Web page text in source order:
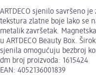
ARTDECO sjenilo savršeno
tekstura zlatne boje lako se
metalik završetak.
u ARTDECO Beauty Box.
sjenila omogućuju bezbroj
dm broj proizvoda: 1615424
EAN: 4052136001839